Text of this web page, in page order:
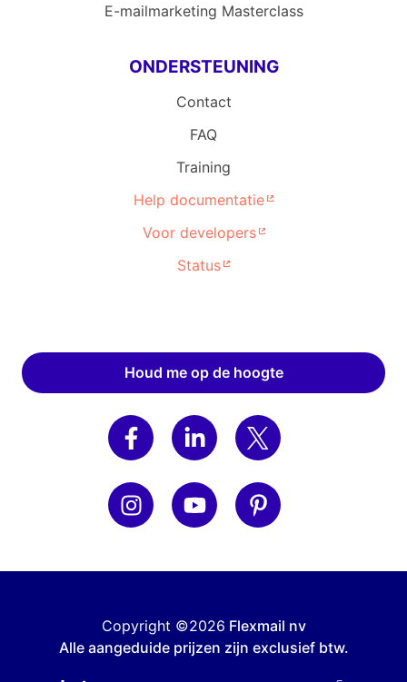
E-mailmarketing Masterclass
ONDERSTEUNING
Contact
FAQ
Training
Help documentatie
Voor developers
Status
Houd me op de hoogte
Copyright ©2026 Flexmail nv
Alle aangeduide prijzen zijn exclusief btw.